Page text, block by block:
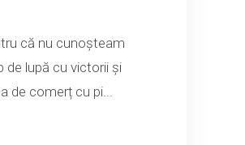
că nu cunoșteam
de lupă cu victorii și
de comerț cu pi...